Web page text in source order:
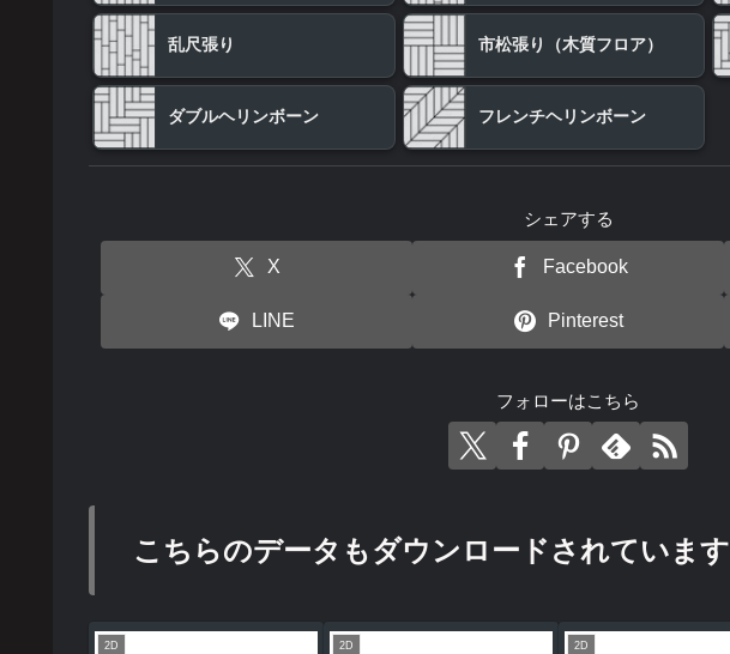
乱尺張り 市松張り（木質フロア）
ダブルヘリンボーン フレンチヘリンボーン
シェアする
X Facebook
LINE Pinterest
フォローはこちら
こちらのデータもダウンロードされています
2D 2D 2D